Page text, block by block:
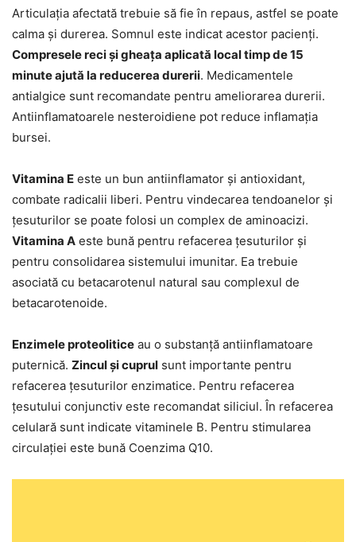
Articulația afectată trebuie să fie în repaus, astfel se poate
calma și durerea. Somnul este indicat acestor pacienți.
Compresele reci și gheața aplicată local timp de 15
minute ajută la reducerea durerii. Medicamentele
antialgice sunt recomandate pentru ameliorarea durerii.
Antiinflamatoarele nesteroidiene pot reduce inflamația
bursei.
Vitamina E este un bun antiinflamator și antioxidant,
combate radicalii liberi. Pentru vindecarea tendoanelor și
țesuturilor se poate folosi un complex de aminoacizi.
Vitamina A este bună pentru refacerea țesuturilor și
pentru consolidarea sistemului imunitar. Ea trebuie
asociată cu betacarotenul natural sau complexul de
betacarotenoide.
Enzimele proteolitice au o substanță antiinflamatoare
puternică. Zincul și cuprul sunt importante pentru
refacerea țesuturilor enzimatice. Pentru refacerea
țesutului conjunctiv este recomandat siliciul. În refacerea
celulară sunt indicate vitaminele B. Pentru stimularea
circulației este bună Coenzima Q10.